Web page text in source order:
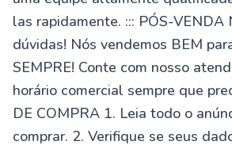
las rapidamente. ::: PÓS-VENDA
dúvidas! Nós vendemos BEM
SEMPRE! Conte com nosso
horário comercial sempre que
DE COMPRA 1. Leia todo o
comprar. 2. Verifique se seus